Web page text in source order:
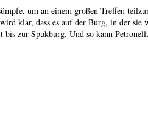
um an einem großen Treffen
klar, dass es auf der Burg, in der
zur Spukburg. Und so kann